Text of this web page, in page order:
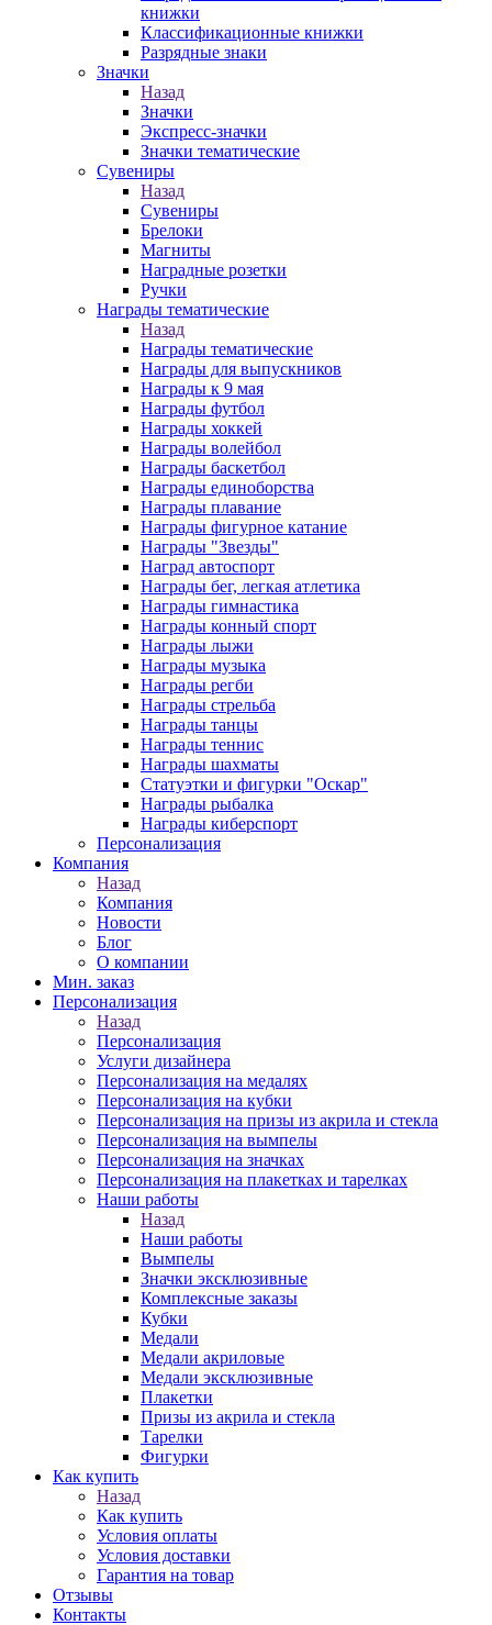
книжки
Классификационные книжки
Разрядные знаки
Значки
Назад
Значки
Экспресс-значки
Значки тематические
Сувениры
Назад
Сувениры
Брелоки
Магниты
Наградные розетки
Ручки
Награды тематические
Назад
Награды тематические
Награды для выпускников
Награды к 9 мая
Награды футбол
Награды хоккей
Награды волейбол
Награды баскетбол
Награды единоборства
Награды плавание
Награды фигурное катание
Награды "Звезды"
Наград автоспорт
Награды бег, легкая атлетика
Награды гимнастика
Награды конный спорт
Награды лыжи
Награды музыка
Награды регби
Награды стрельба
Награды танцы
Награды теннис
Награды шахматы
Статуэтки и фигурки "Оскар"
Награды рыбалка
Награды киберспорт
Персонализация
Компания
Назад
Компания
Новости
Блог
О компании
Мин. заказ
Персонализация
Назад
Персонализация
Услуги дизайнера
Персонализация на медалях
Персонализация на кубки
Персонализация на призы из акрила и стекла
Персонализация на вымпелы
Персонализация на значках
Персонализация на плакетках и тарелках
Наши работы
Назад
Наши работы
Вымпелы
Значки эксклюзивные
Комплексные заказы
Кубки
Медали
Медали акриловые
Медали эксклюзивные
Плакетки
Призы из акрила и стекла
Тарелки
Фигурки
Как купить
Назад
Как купить
Условия оплаты
Условия доставки
Гарантия на товар
Отзывы
Контакты